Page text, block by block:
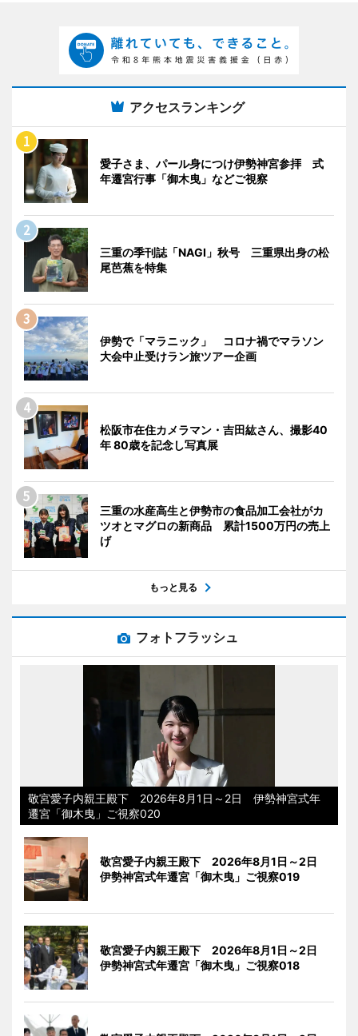
アクセスランキング
愛子さま、パール身につけ伊勢神宮参拝 式
年遷宮行事「御木曳」などご視察
三重の季刊誌「NAGI」秋号 三重県出身の松
尾芭蕉を特集
伊勢で「マラニック」 コロナ禍でマラソン
大会中止受けラン旅ツアー企画
松阪市在住カメラマン・吉田紘さん、撮影40
年 80歳を記念し写真展
三重の水産高生と伊勢市の食品加工会社がカ
ツオとマグロの新商品 累計1500万円の売上
げ
もっと見る
フォトフラッシュ
敬宮愛子内親王殿下 2026年8月1日～2日 伊勢神宮式年
遷宮「御木曳」ご視察020
敬宮愛子内親王殿下 2026年8月1日～2日
伊勢神宮式年遷宮「御木曳」ご視察019
敬宮愛子内親王殿下 2026年8月1日～2日
伊勢神宮式年遷宮「御木曳」ご視察018